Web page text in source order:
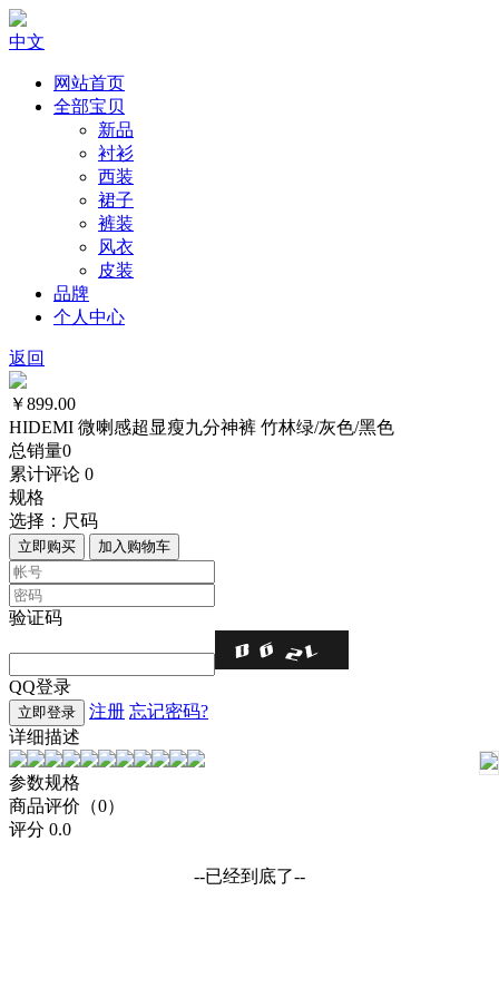
中文
网站首页
全部宝贝
新品
衬衫
西装
裙子
裤装
风衣
皮装
品牌
个人中心
返回
￥899.00
HIDEMI 微喇感超显瘦九分神裤 竹林绿/灰色/黑色
总销量0
累计评论 0
规格
选择： 尺码
立即购买 加入购物车
验证码
QQ登录
立即登录 注册 忘记密码?
详细描述
参数规格
商品评价（0）
评分 0.0
--已经到底了--